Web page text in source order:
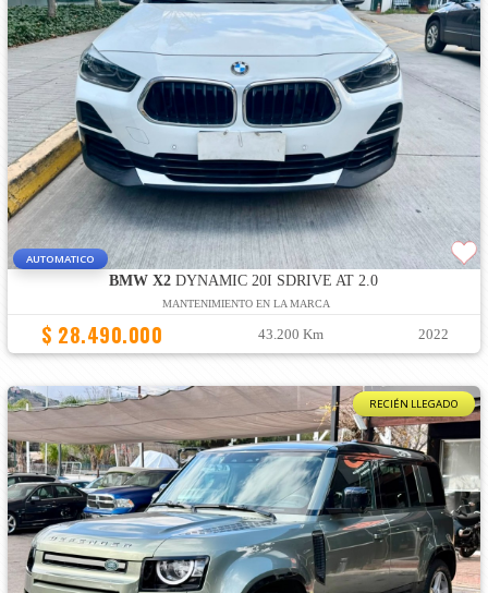
AUTOMATICO
BMW X2 DYNAMIC 20I SDRIVE AT 2.0
MANTENIMIENTO EN LA MARCA
$ 28.490.000 43.200 Km 2022
RECIÉN LLEGADO